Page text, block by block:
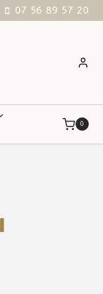
07 56 89 57 20
0